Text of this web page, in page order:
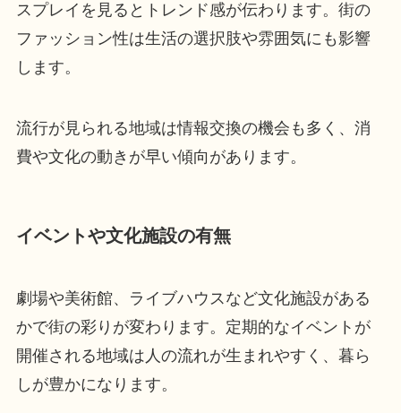
スプレイを見るとトレンド感が伝わります。街の
ファッション性は生活の選択肢や雰囲気にも影響
します。
流行が見られる地域は情報交換の機会も多く、消
費や文化の動きが早い傾向があります。
イベントや文化施設の有無
劇場や美術館、ライブハウスなど文化施設がある
かで街の彩りが変わります。定期的なイベントが
開催される地域は人の流れが生まれやすく、暮ら
しが豊かになります。